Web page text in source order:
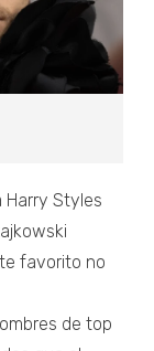
Harry Styles
favorito no
de top